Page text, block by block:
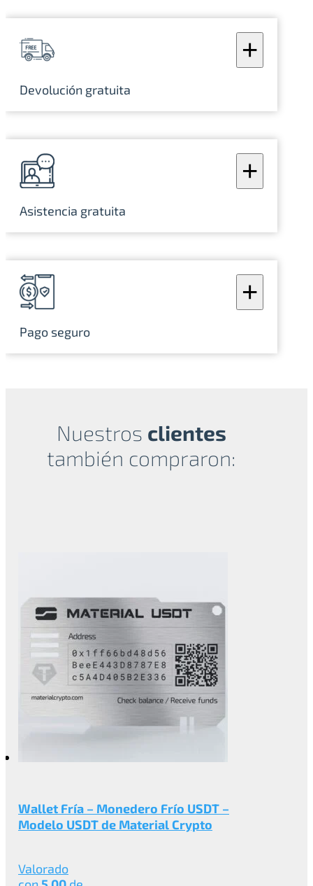
+
Devolución gratuita
+
Asistencia gratuita
+
Pago seguro
Nuestros clientes
también compraron:
Wallet Fría – Monedero Frío USDT –
Modelo USDT de Material Crypto
Valorado